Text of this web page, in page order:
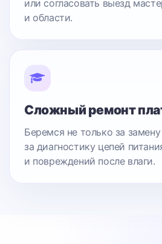
или согласовать выезд
и области.
Сложный ремонт
Беремся не только за
за диагностику цепей
и повреждений после влаги.